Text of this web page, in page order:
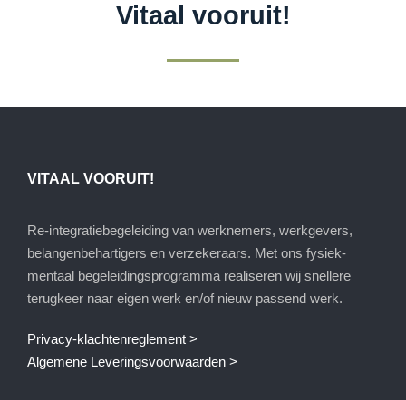
Vitaal vooruit!
VITAAL VOORUIT!
Re-integratiebegeleiding van werknemers, werkgevers,
belangenbehartigers en verzekeraars. Met ons fysiek-
mentaal begeleidingsprogramma realiseren wij snellere
terugkeer naar eigen werk en/of nieuw passend werk.
Privacy-klachtenreglement >
Algemene Leveringsvoorwaarden >